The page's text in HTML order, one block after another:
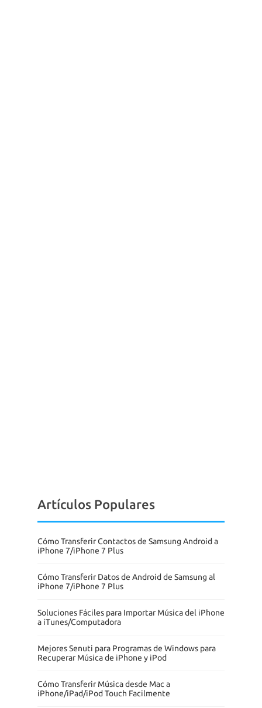
Artículos Populares
Cómo Transferir Contactos de Samsung Android a
iPhone 7/iPhone 7 Plus
Cómo Transferir Datos de Android de Samsung al
iPhone 7/iPhone 7 Plus
Soluciones Fáciles para Importar Música del iPhone
a iTunes/Computadora
Mejores Senuti para Programas de Windows para
Recuperar Música de iPhone y iPod
Cómo Transferir Música desde Mac a
iPhone/iPad/iPod Touch Facilmente